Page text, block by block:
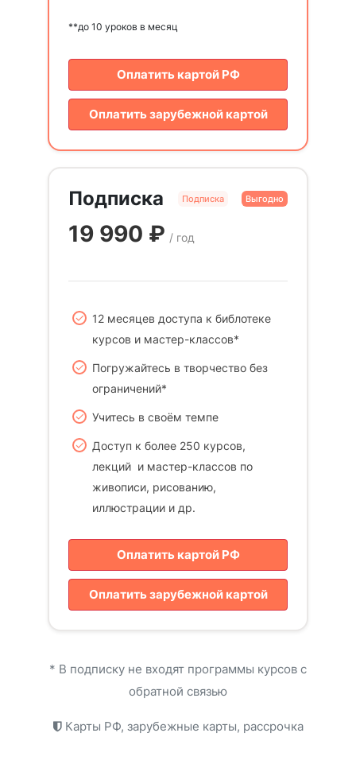
**до 10 уроков в месяц
Оплатить картой РФ
Оплатить зарубежной картой
Подписка Подписка Выгодно
19 990 ₽ / год
12 месяцев доступа к библотеке
курсов и мастер-классов*
Погружайтесь в творчество без
ограничений*
Учитесь в своём темпе
Доступ к более 250 курсов,
лекций и мастер-классов по
живописи, рисованию,
иллюстрации и др.
Оплатить картой РФ
Оплатить зарубежной картой
* В подписку не входят программы курсов с
обратной связью
Карты РФ, зарубежные карты, рассрочка